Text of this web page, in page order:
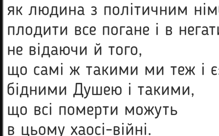
як людина з політичним
плодити все погане і в
не відаючи й того,
що самі ж такими ми теж і
бідними Душею і такими,
що всі померти можуть
в цьому хаосі-війні.